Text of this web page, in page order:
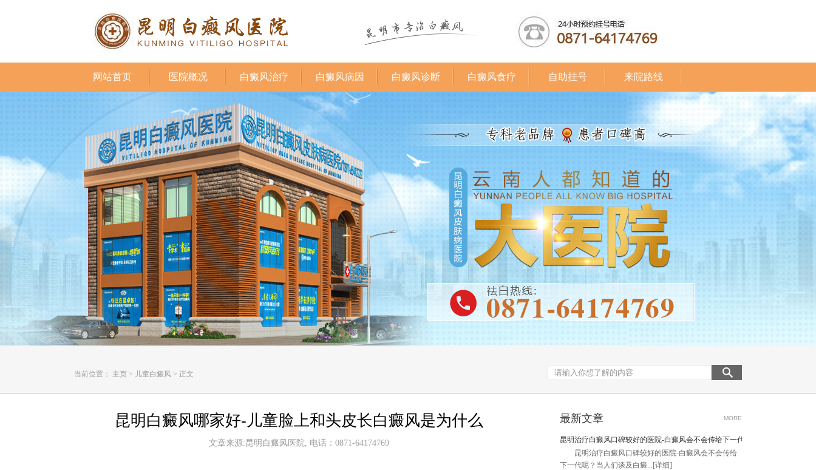
网站首页 医院概况 白癜风治疗 白癜风病因 白癜风诊断 白癜风食疗 自助挂号 来院路线
当前位置： 主页 > 儿童白癜风 > 正文
昆明白癜风哪家好-儿童脸上和头皮长白癜风是为什么
文章来源:昆明白癜风医院, 电话：0871-64174769
最新文章 MORE
昆明治疗白癜风口碑较好的医院-白癜风会不会传给下一代呢
昆明治疗白癜风口碑较好的医院-白癜风会不会传给
下一代呢？当人们谈及白癜... [详细]